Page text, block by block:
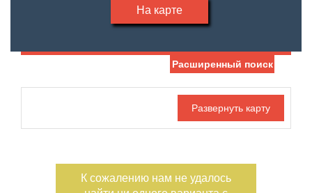
На карте
Жилая площадь
—
Площадь кухни
Этаж
Расширенный поиск
К сожалению нам не удалось